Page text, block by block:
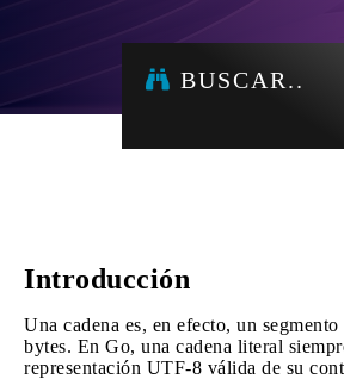
BUSCAR..
Introducción
Una cadena es, en efecto, un
bytes. En Go, una cadena literal
representación UTF-8 válida de su